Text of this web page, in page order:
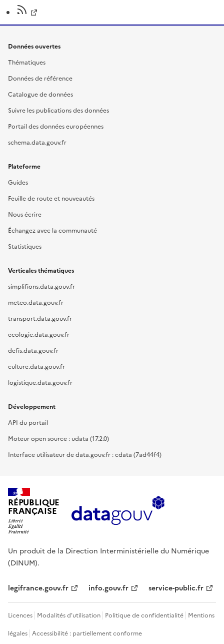
Données ouvertes
Thématiques
Données de référence
Catalogue de données
Suivre les publications des données
Portail des données européennes
schema.data.gouv.fr
Plateforme
Guides
Feuille de route et nouveautés
Nous écrire
Échangez avec la communauté
Statistiques
Verticales thématiques
simplifions.data.gouv.fr
meteo.data.gouv.fr
transport.data.gouv.fr
ecologie.data.gouv.fr
defis.data.gouv.fr
culture.data.gouv.fr
logistique.data.gouv.fr
Développement
API du portail
Moteur open source : udata (17.2.0)
Interface utilisateur de data.gouv.fr : cdata (7ad44f4)
RÉPUBLIQUE
FRANÇAISE
Un produit de la Direction Interministérielle du Numérique
(DINUM).
legifrance.gouv.fr info.gouv.fr service-public.fr
Licences Modalités d'utilisation Politique de confidentialité Mentions
légales Accessibilité : partiellement conforme